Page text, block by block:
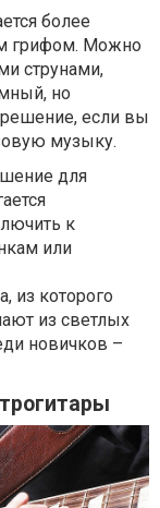
более
грифом. Можно
струнами,
но
если вы
музыку.
для
к
или
из которого
из светлых
новичков –